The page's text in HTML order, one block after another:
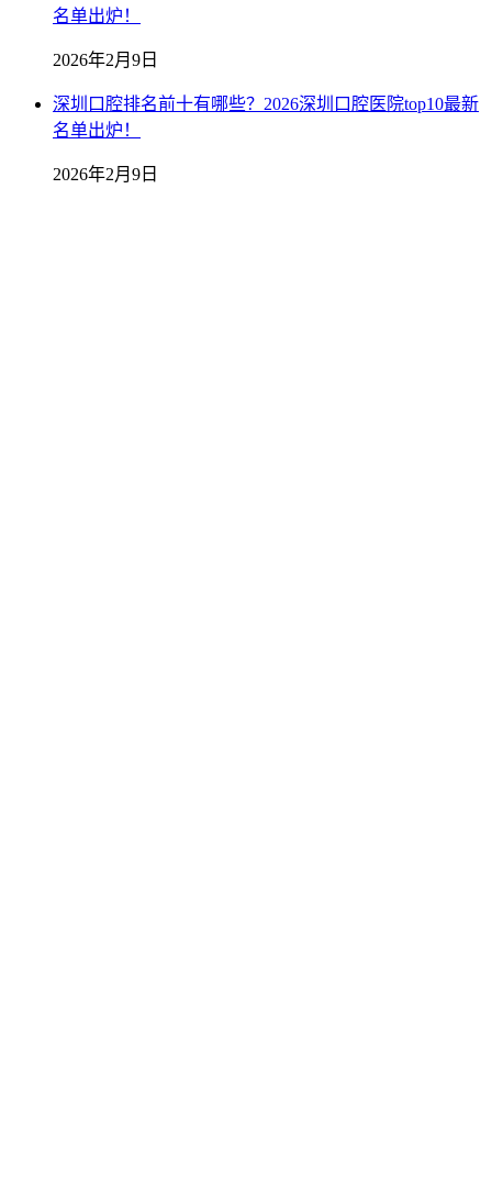
名单出炉！
2026年2月9日
深圳口腔排名前十有哪些？2026深圳口腔医院top10最新
名单出炉！
2026年2月9日